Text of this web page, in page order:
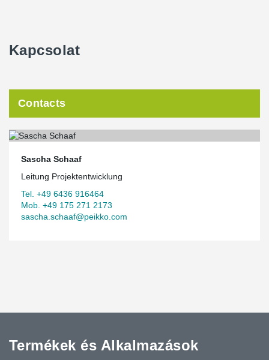
Kapcsolat
Contacts
Sascha Schaaf
Leitung Projektentwicklung
Tel. +49 6436 916464
Mob. +49 175 271 2173
sascha.schaaf@peikko.com
Termékek és Alkalmazások